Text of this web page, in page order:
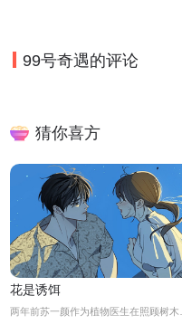
99号奇遇的评论
猜你喜方
花是诱饵